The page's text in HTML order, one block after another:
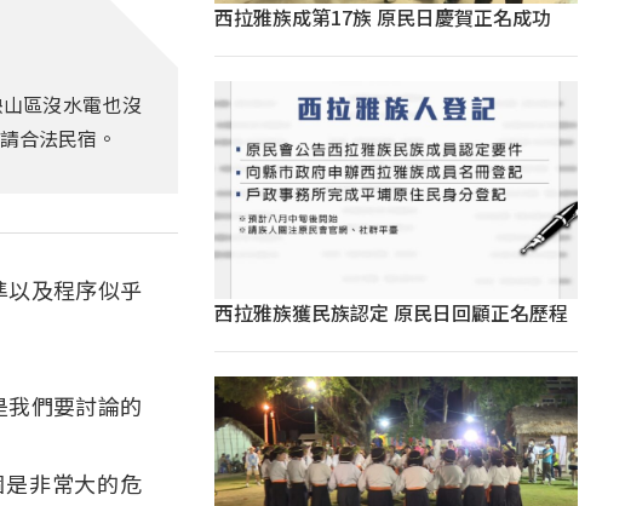
區沒水電也沒
合法民宿。
以及程序似乎
我們要討論的
非常大的危
西拉雅族成第17族 原民日慶賀正名成功
西拉雅族獲民族認定 原民日回顧正名歷程